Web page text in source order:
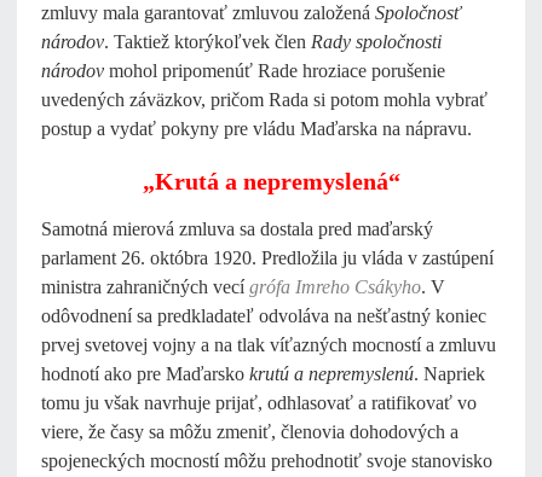
zmluvy mala garantovať zmluvou založená Spoločnosť
národov. Taktiež ktorýkoľvek člen Rady spoločnosti
národov mohol pripomenúť Rade hroziace porušenie
uvedených záväzkov, pričom Rada si potom mohla vybrať
postup a vydať pokyny pre vládu Maďarska na nápravu.
„Krutá a nepremyslená“
Samotná mierová zmluva sa dostala pred maďarský
parlament 26. októbra 1920. Predložila ju vláda v zastúpení
ministra zahraničných vecígrófa Imreho Csákyho. V
odôvodnení sa predkladateľ odvoláva na nešťastný koniec
prvej svetovej vojny a na tlak víťazných mocností a zmluvu
hodnotí ako pre Maďarsko krutú a nepremyslenú. Napriek
tomu ju však navrhuje prijať, odhlasovať a ratifikovať vo
viere, že časy sa môžu zmeniť, členovia dohodových a
spojeneckých mocností môžu prehodnotiť svoje stanovisko